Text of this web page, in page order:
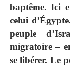
baptême. Ici
celui
peuple
migratoire –
se libérer. Le